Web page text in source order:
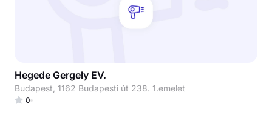
Hegede Gergely EV.
Budapest, 1162 Budapesti út 238. 1.emelet
0